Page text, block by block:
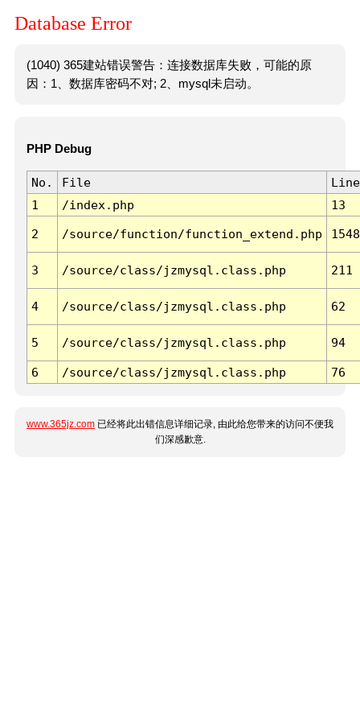
Database Error
(1040) 365建站错误警告：连接数据库失败，可能的原
因：1、数据库密码不对; 2、mysql未启动。
PHP Debug
No. File
Line
1
/index.php 13
2 /source/function/function_extend.php 1548
3 /source/class/jzmysql.class.php 211
4 /source/class/jzmysql.class.php 62
5 /source/class/jzmysql.class.php 94
6 /source/class/jzmysql.class.php 76
www.365jz.com 已经将此出错信息详细记录, 由此给您带来的访问不便我
们深感歉意.